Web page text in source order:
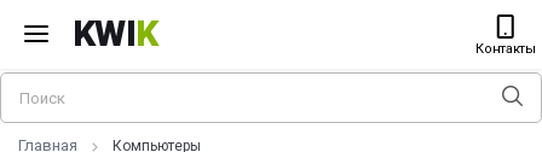
KWIK Контакты
Главная Компьютеры